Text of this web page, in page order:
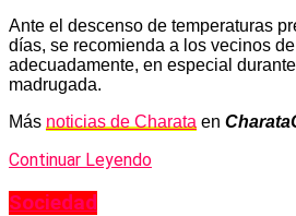
Ante el descenso de temperaturas
días, se recomienda a los vecinos
adecuadamente, en especial
madrugada.
Más noticias de Charata en
Continuar Leyendo
Sociedad